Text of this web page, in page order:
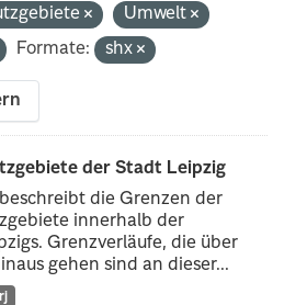
Umwelt
Formate: shx
der Stadt Leipzig
die Grenzen der
innerhalb der
Grenzverläufe, die über
gehen sind an dieser...